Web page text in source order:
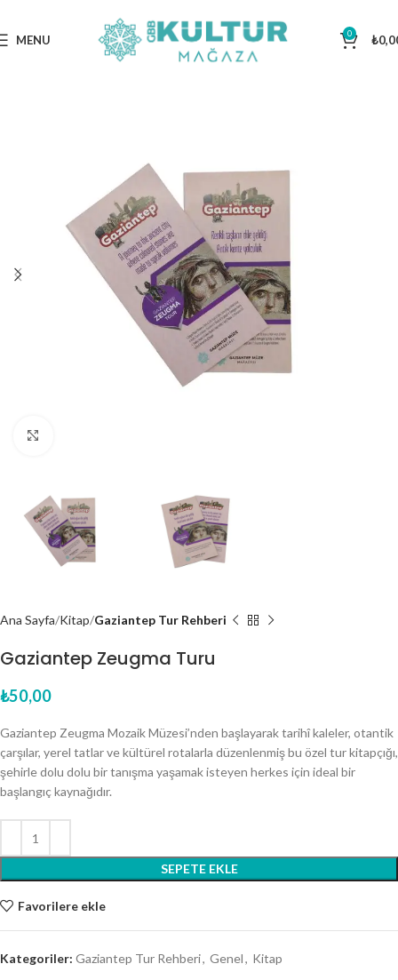
MENU 0 ₺
Ana Sayfa Kitap Gaziantep Tur Rehberi
Gaziantep Zeugma Turu
₺50,00
Gaziantep Zeugma Mozaik Müzesi’nden başlayarak tarihî kaleler, otantik
çarşılar, yerel tatlar ve kültürel rotalarla düzenlenmiş bu özel tur kitapçığı,
şehirle dolu dolu bir tanışma yaşamak isteyen herkes için ideal bir
başlangıç kaynağıdır.
SEPETE EKLE
Favorilere ekle
Kategoriler: Gaziantep Tur Rehberi, Genel, Kitap